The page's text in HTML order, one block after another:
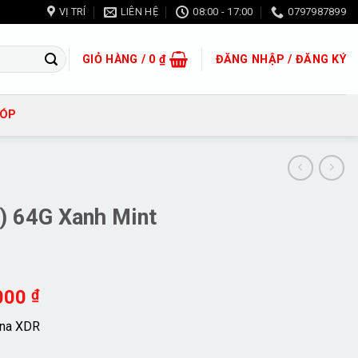
VỊ TRÍ LIÊN HỆ 08:00 - 17:00 0797987899
GIỎ HÀNG / 0 ₫ ĐĂNG NHẬP / ĐĂNG KÝ
64G Xanh Mint
₫Giá
tại
XDR